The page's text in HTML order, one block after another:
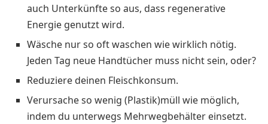
auch Unterkünfte so aus, dass regenerative
Energie genutzt wird.
Wäsche nur so oft waschen wie wirklich nötig.
Jeden Tag neue Handtücher muss nicht sein, oder?
Reduziere deinen Fleischkonsum.
Verursache so wenig (Plastik)müll wie möglich,
indem du unterwegs Mehrwegbehälter einsetzt.